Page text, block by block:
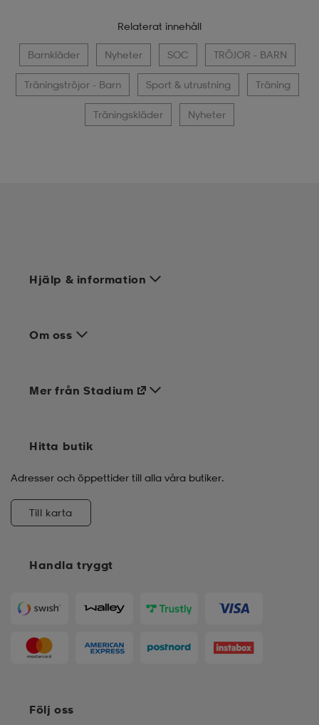
Relaterat innehåll
Barnkläder Nyheter SOC TRÖJOR - BARN
Träningströjor - Barn Sport & utrustning Träning
Träningskläder Nyheter
Hjälp & information
Om oss
Handla tryggt
Mer från Stadium
Hitta butik
Adresser och öppettider till alla våra butiker.
Till karta
Följ oss